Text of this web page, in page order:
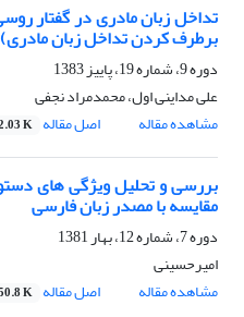
تداخل زبان مادری در گفتار
برطرف کردن تداخل زبان مادری)
دوره 9، شماره 19، پاییز 1383
على مداینى اول، محمدمراد نجفى
مشاهده مقاله
اصل مقاله K
بررسی و تحلیل وی‍‍‍ژگی های
مقایسه با مصدر زبان فارسی
دوره 7، شماره 12، بهار 1381
امیرحسینى
مشاهده مقاله
اصل مقاله K